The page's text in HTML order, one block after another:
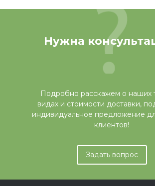
Нужна
Подробно расскажем о наших
видах и стоимости доставки,
индивидуальное предложение
клиентов!
Задать вопрос